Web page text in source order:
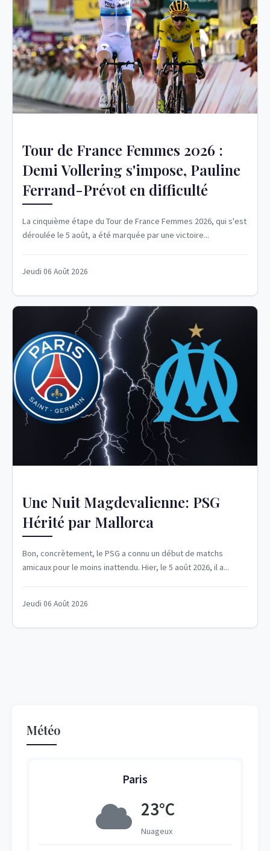
Tour de France Femmes 2026 :
Demi Vollering s'impose, Pauline
Ferrand-Prévot en difficulté
La cinquième étape du Tour de France Femmes 2026, qui s'est
déroulée le 5 août, a été marquée par une victoire...
Jeudi 06 Août 2026
Une Nuit Magdevalienne: PSG
Hérité par Mallorca
Bon, concrètement, le PSG a connu un début de matchs
amicaux pour le moins inattendu. Hier, le 5 août 2026, il a...
Jeudi 06 Août 2026
Météo
Paris
23°C
Nuageux